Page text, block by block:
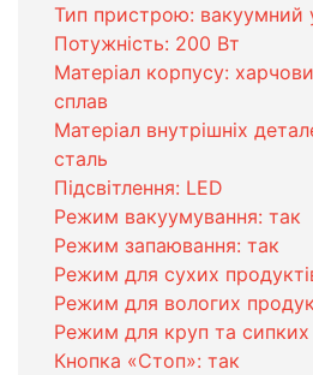
Тип пристрою: вакуумний
Потужність: 200 Вт
Матеріал корпусу:
сплав
Матеріал внутрішніх
сталь
Підсвітлення: LED
Режим вакуумування: так
Режим запаювання: так
Режим для сухих
Режим для вологих
Режим для круп та сипких
Кнопка «Стоп»: так